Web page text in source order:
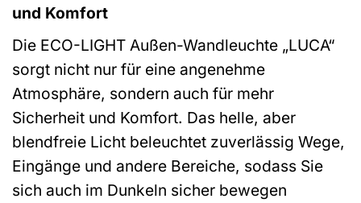
und Komfort
Die ECO-LIGHT Außen-Wandleuchte „LUCA“
sorgt nicht nur für eine angenehme
Atmosphäre, sondern auch für mehr
Sicherheit und Komfort. Das helle, aber
blendfreie Licht beleuchtet zuverlässig Wege,
Eingänge und andere Bereiche, sodass Sie
sich auch im Dunkeln sicher bewegen